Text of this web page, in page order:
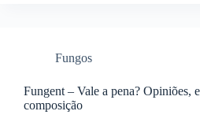
Fungos
Fungent – Vale a pena? Opiniões,
composição